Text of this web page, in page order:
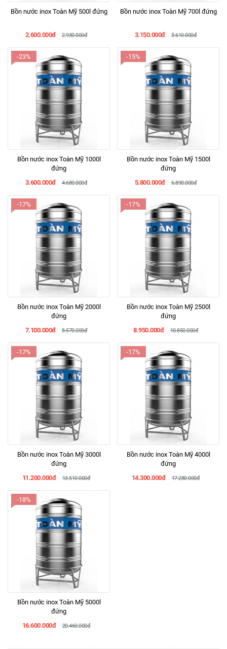
Bồn nước inox Toàn Mỹ 500l đứng
2.600.000đ 2.930.000đ
Bồn nước inox Toàn Mỹ 700l đứng
3.150.000đ 3.610.000đ
-23%
Bồn nước inox Toàn Mỹ 1000l
đứng
3.600.000đ
4.680.000đ
-15%
Bồn nước inox Toàn Mỹ 1500l
đứng
5.800.000đ
6.890.000đ
-17%
Bồn nước inox Toàn Mỹ 2000l
đứng
7.100.000đ
8.570.000đ
-17%
Bồn nước inox Toàn Mỹ 2500l
đứng
8.950.000đ
10.850.000đ
-17%
Bồn nước inox Toàn Mỹ 3000l
đứng
11.200.000đ
13.510.000đ
-17%
Bồn nước inox Toàn Mỹ 4000l
đứng
14.300.000đ
17.280.000đ
-18%
Bồn nước inox Toàn Mỹ 5000l
đứng
16.600.000đ
20.460.000đ